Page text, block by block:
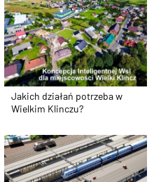
Jakich działań potrzeba w
Wielkim Klinczu?